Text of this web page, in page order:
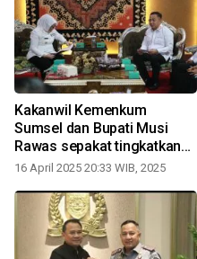
Kakanwil Kemenkum
Sumsel dan Bupati Musi
Rawas sepakat tingkatkan
sinergi demi pelayanan
16 April 2025 20:33 WIB, 2025